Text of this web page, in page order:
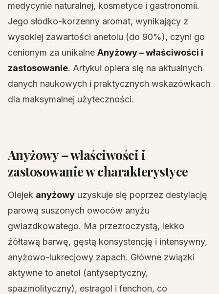
medycynie naturalnej, kosmetyce i gastronomii.
Jego słodko-korzenny aromat, wynikający z
wysokiej zawartości anetolu (do 90%), czyni go
cenionym za unikalne Anyżowy – właściwości i
zastosowanie. Artykuł opiera się na aktualnych
danych naukowych i praktycznych wskazówkach
dla maksymalnej użyteczności.
Anyżowy – właściwości i
zastosowanie w charakterystyce
Olejek anyżowy uzyskuje się poprzez destylację
parową suszonych owoców anyżu
gwiazdkowatego. Ma przezroczystą, lekko
żółtawą barwę, gęstą konsystencję i intensywny,
anyżowo-lukrecjowy zapach. Główne związki
aktywne to anetol (antyseptyczny,
spazmolityczny), estragol i fenchon, co